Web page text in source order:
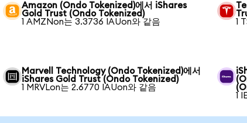
Amazon (Ondo Tokenized)에서 iShares
Gold Trust (Ondo Tokenized)
1 AMZNon는 3.3736 IAUon와 같음
1
Marvell Technology (Ondo Tokenized)에서
iShares Gold Trust (Ondo Tokenized)
1 MRVLon는 2.6770 IAUon와 같음
1